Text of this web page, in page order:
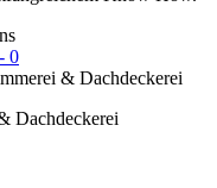
0
Dachdeckerei